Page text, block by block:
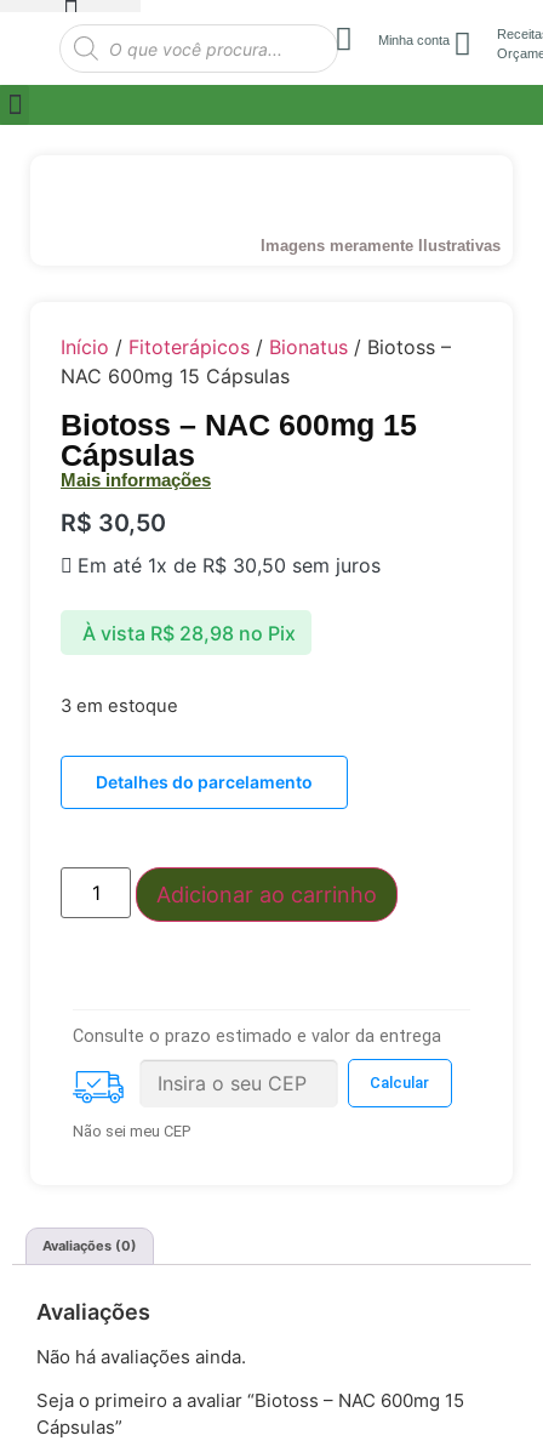
Minha conta
Imagens meramente Ilustrativas
Início / Fitoterápicos / Bionatus / Biotoss –
NAC 600mg 15 Cápsulas
Biotoss – NAC 600mg 15
Cápsulas
Mais informações
R$ 30,50
Em até 1x de R$ 30,50 sem juros
À vista R$28,98 no Pix
3 em estoque
Detalhes do parcelamento
Adicionar ao carrinho
Consulte o prazo estimado e valor da entrega
Não sei meu CEP
Avaliações (0)
Avaliações
Não há avaliações ainda.
Seja o primeiro a avaliar “Biotoss – NAC 600mg 15
Cápsulas”